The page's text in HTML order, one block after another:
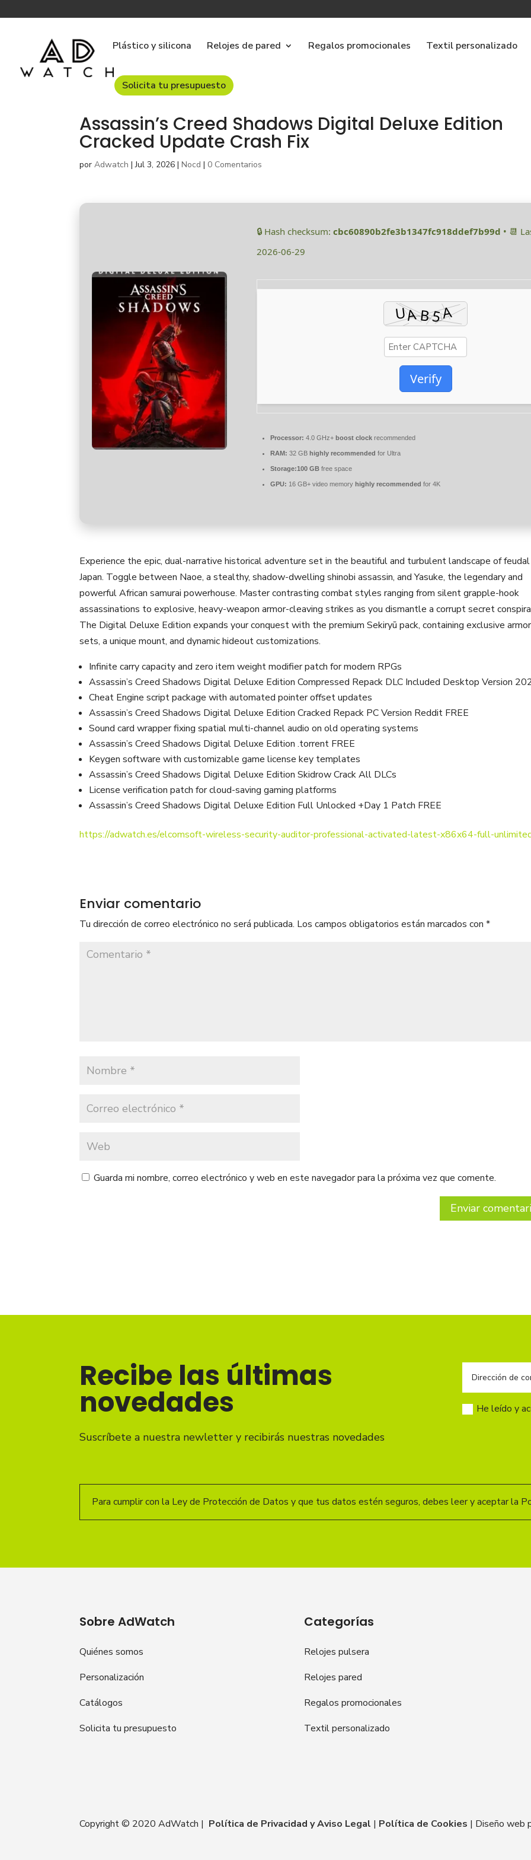
Plástico y silicona Relojes de pared Regalos promocionales Textil personalizado
Solicita tu presupuesto
Assassin’s Creed Shadows Digital Deluxe Edition
Cracked Update Crash Fix
porAdwatch |Jul 3, 2026 |Nocd | 0 Comentarios
🔒 Hash checksum:cbc60890b2fe3b1347fc918ddef7b99d • 📆
2026-06-29
Verify
Processor: 4.0 GHz+boost clock recommended
RAM: 32 GBhighly recommended for Ultra
Storage:100 GB free space
GPU: 16 GB+ video memoryhighly recommended for 4K
Experience the epic, dual-narrative historical adventure set in the beautiful and turbulent landscape of feudal
Japan. Toggle between Naoe, a stealthy, shadow-dwelling shinobi assassin, and Yasuke, the legendary and
powerful African samurai powerhouse. Master contrasting combat styles ranging from silent grapple-hook
assassinations to explosive, heavy-weapon armor-cleaving strikes as you dismantle a corrupt secret
The Digital Deluxe Edition expands your conquest with the premium Sekiryū pack, containing exclusive armor
sets, a unique mount, and dynamic hideout customizations.
Infinite carry capacity and zero item weight modifier patch for modern RPGs
Assassin’s Creed Shadows Digital Deluxe Edition Compressed Repack DLC Included Desktop Version
Cheat Engine script package with automated pointer offset updates
Assassin’s Creed Shadows Digital Deluxe Edition Cracked Repack PC Version Reddit FREE
Sound card wrapper fixing spatial multi-channel audio on old operating systems
Assassin’s Creed Shadows Digital Deluxe Edition .torrent FREE
Keygen software with customizable game license key templates
Assassin’s Creed Shadows Digital Deluxe Edition Skidrow Crack All DLCs
License verification patch for cloud-saving gaming platforms
Assassin’s Creed Shadows Digital Deluxe Edition Full Unlocked +Day 1 Patch FREE
https://adwatch.es/elcomsoft-wireless-security-auditor-professional-activated-latest-x86x64-full-
Enviar comentario
Tu dirección de correo electrónico no será publicada. Los campos obligatorios están marcados con*
Guarda mi nombre, correo electrónico y web en este navegador para la próxima vez que comente.
Recibe las últimas
novedades
Suscríbete a nuestra newletter y recibirás nuestras novedades
He leído y
Para cumplir con la Ley de Protección de Datos y que tus datos estén seguros, debes leer y aceptar la
Sobre AdWatch
Quiénes somos
Personalización
Catálogos
Solicita tu presupuesto
Categorías
Relojes pulsera
Relojes pared
Regalos promocionales
Textil personalizado
Copyright © 2020 AdWatch | Política de Privacidad y Aviso Legal | Política de Cookies | Diseño web